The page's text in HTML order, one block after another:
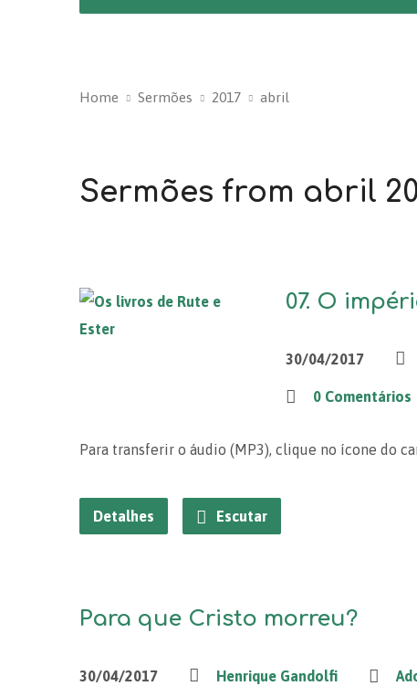
Home Sermões 2017 abril
Sermões from abril
07. O
30/04/2017
0 Comentários
Para transferir o áudio (MP3), clique no ícone do
Detalhes Escutar
Para que Cristo morreu?
30/04/2017 Henrique Gandolfi